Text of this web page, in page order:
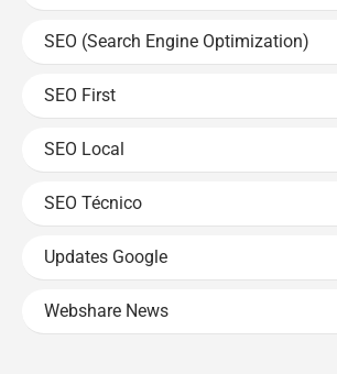
SEO (Search Engine Optimization)
SEO First
SEO Local
SEO Técnico
Updates Google
Webshare News